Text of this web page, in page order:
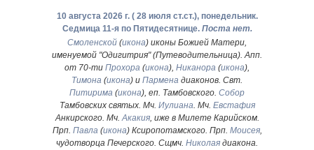
10 августа 2026 г. ( 28 июля ст.ст.), понедельник.
Седмица 11-я по Пятидесятнице. Поста нет.
Смоленской (икона) иконы Божией Матери,
именуемой "Одигитрия" (Путеводительница). Апп.
от 70-ти Прохора (икона), Никанора (икона),
Тимона (икона) и Пармена диаконов. Свт.
Питирима (икона), еп. Тамбовского. Собор
Тамбовских святых. Мч. Иулиана. Мч. Евстафия
Анкирского. Мч.Акакия, иже в Милете Карийском.
Прп. Павла (икона) Ксиропотамского. Прп. Моисея,
чудотворца Печерского. Сщмч. Николая диакона.